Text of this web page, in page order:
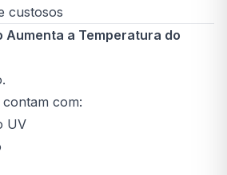
custosos
Aumenta a Temperatura do
com:
UV